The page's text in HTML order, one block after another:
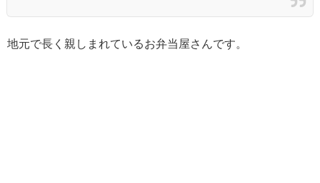
地元で長く親しまれているお弁当屋さんです。